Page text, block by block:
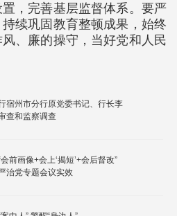
，完善基层监督体系。要严
续巩固教育整顿成果，始终
、廉的操守，当好党和人民
宿州市分行原党委书记、行长李
查和监察调查
前画像+会上‘揭短’+会后督改”
治党专题会议实效